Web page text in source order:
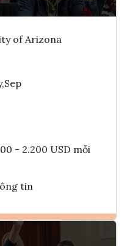
of Arizona
- 2.200 USD mỗi
tin
Ghi danh